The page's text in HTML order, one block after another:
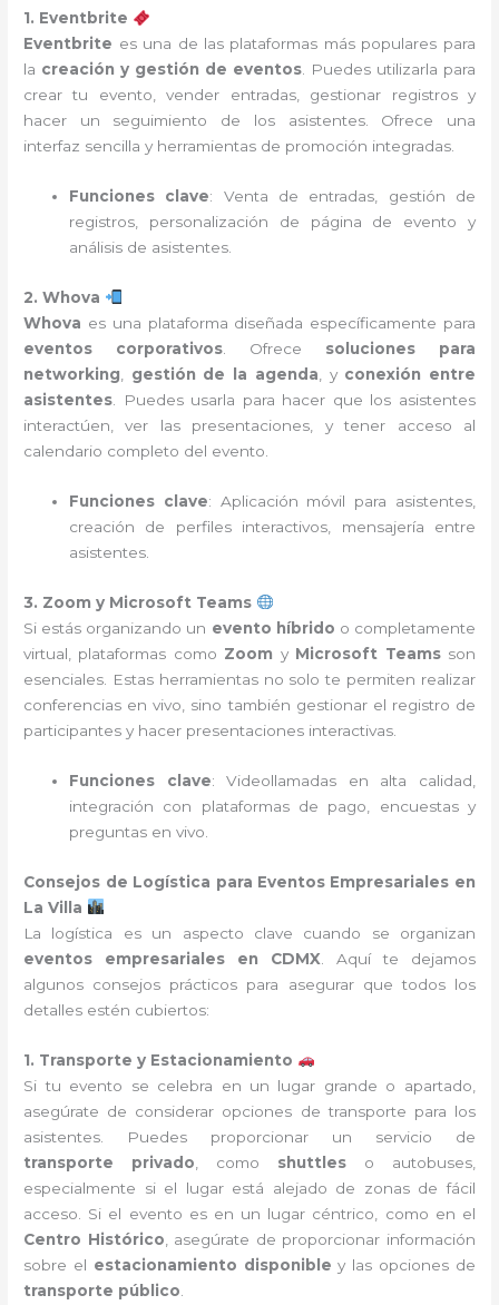
1. Eventbrite
Eventbrite es una de las plataformas más populares para
la creación y gestión de eventos. Puedes utilizarla para
crear tu evento, vender entradas, gestionar registros y
hacer un seguimiento de los asistentes. Ofrece una
interfaz sencilla y herramientas de promoción integradas.
Funciones clave: Venta de entradas, gestión de
registros, personalización de página de evento y
análisis de asistentes.
2. Whova
Whova es una plataforma diseñada específicamente para
eventos corporativos . Ofrece soluciones para
networking
gestión de la agenda , y conexión entre
asistentes . Puedes usarla para hacer que los asistentes
interactúen, ver las presentaciones, y tener acceso al
calendario completo del evento.
Funciones clave: Aplicación móvil para asistentes,
creación de perfiles interactivos, mensajería entre
asistentes.
3. Zoom y Microsoft Teams
Si estás organizando un evento híbrido o completamente
virtual, plataformas como Zoom y Microsoft Teamsson
esenciales. Estas herramientas no solo te permiten realizar
conferencias en vivo, sino también gestionar el registro de
participantes y hacer presentaciones interactivas.
Funciones clave: Videollamadas en alta calidad,
integración con plataformas de pago, encuestas y
preguntas en vivo.
Consejos de Logística para Eventos Empresariales en
La Villa
La logística es un aspecto clave cuando se organizan
eventos empresariales en CDMX . Aquí te dejamos
algunos consejos prácticos para asegurar que todos los
detalles estén cubiertos:
1. Transporte y Estacionamiento
Si tu evento se celebra en un lugar grande o apartado,
asegúrate de considerar opciones de transporte para los
asistentes. Puedes proporcionar un servicio de
transporte privado , como shuttles o autobuses,
especialmente si el lugar está alejado de zonas de fácil
acceso. Si el evento es en un lugar céntrico, como en el
Centro Histórico , asegúrate de proporcionar información
sobre el estacionamiento disponible y las opciones de
transporte público